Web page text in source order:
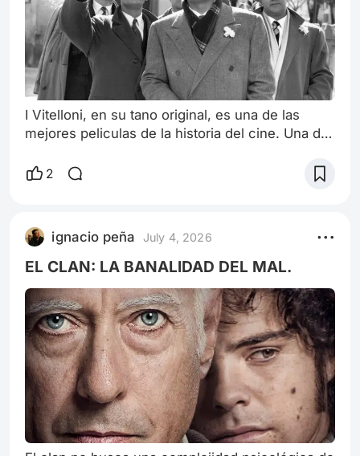
I Vitelloni, en su tano original, es una de las
mejores peliculas de la historia del cine. Una de
desencanto juvenil mezclado con la evasión de
festivo y los obstáculos amargos que conforman
un mismo espectáculo decadente en el que la
única salida posible es ab
2
ignacio peña July 4, 2026
EL CLAN: LA BANALIDAD DEL MAL.